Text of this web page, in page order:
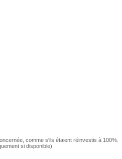
comme s'ils étaient réinvestis à 100%.
si disponible)